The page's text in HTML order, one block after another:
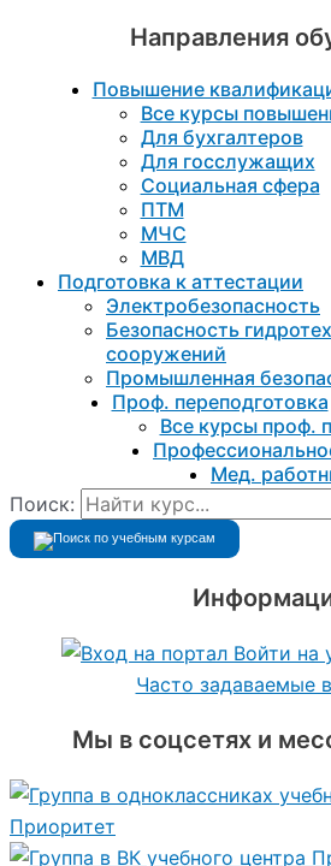
Направления
Повышение
Все курсы
Для бухгалтеров
Для госслужащих
Социальная сфера
ПТМ
МЧС
МВД
Подготовка к aттестации
Электробезопасность
Безопасность
сооружений
Промышленная
Проф. переподготовка
Все курсы проф.
Мед.
Поиск:
Войти на
Часто задаваемые
Мы в соцсетях и